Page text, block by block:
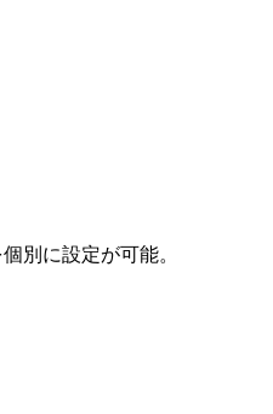
別に設定が可能。